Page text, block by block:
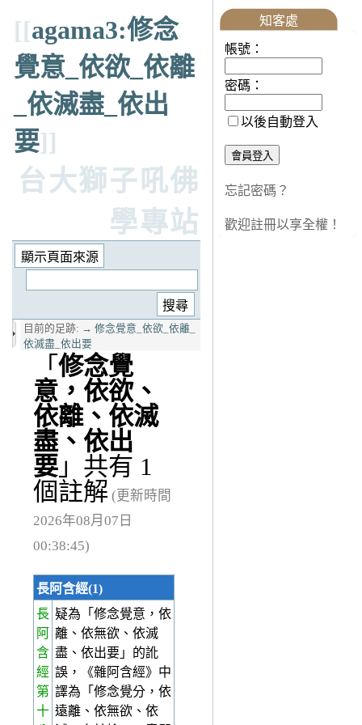
[[agama3:修念
覺意_依欲_依離
_依滅盡_依出
要]]
台大獅子吼佛
學專站
目前的足跡: → 修念覺意_依欲_依離_
依滅盡_依出要
「 修念覺
意，依欲、
依離、依滅
盡、依出
要 」共有 1
個註解 (更新時間
2026年08月07日
00:38:45)
長阿含經(1)
長
阿
含
經
第
十
疑為「修念覺意，依
離、依無欲、依滅
盡、依出要」的訛
誤，《雜阿含經》中
譯為「修念覺分，依
遠離、依無欲、依
知客處
帳號：
密碼：
以後自動登入
忘記密碼？
歡迎註冊以享全權！